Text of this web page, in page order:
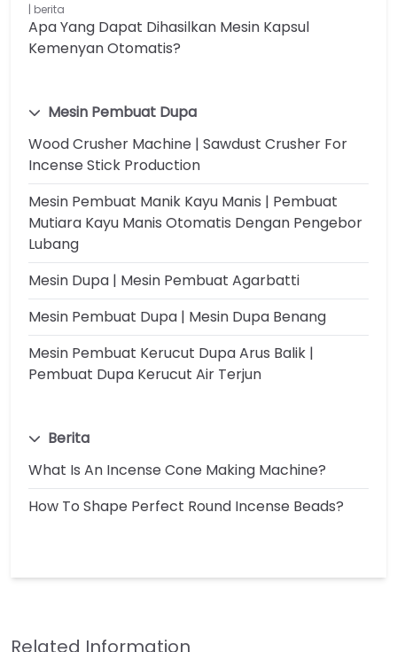
berita
Apa Yang Dapat Dihasilkan Mesin Kapsul
Kemenyan Otomatis?
Mesin Pembuat Dupa
Wood Crusher Machine | Sawdust Crusher For
Incense Stick Production
Mesin Pembuat Manik Kayu Manis | Pembuat
Mutiara Kayu Manis Otomatis Dengan Pengebor
Lubang
Mesin Dupa | Mesin Pembuat Agarbatti
Mesin Pembuat Dupa | Mesin Dupa Benang
Mesin Pembuat Kerucut Dupa Arus Balik |
Pembuat Dupa Kerucut Air Terjun
Berita
What Is An Incense Cone Making Machine?
How To Shape Perfect Round Incense Beads?